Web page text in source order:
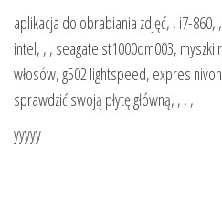
aplikacja do obrabiania zdjęć, , i7-
intel, , , seagate st1000dm003,
włosów, g502 lightspeed, expres
sprawdzić swoją płytę główną, , , ,
yyyyy